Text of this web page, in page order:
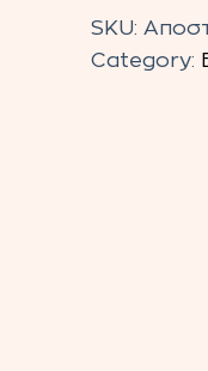
Χειρός
SKU:
Category: